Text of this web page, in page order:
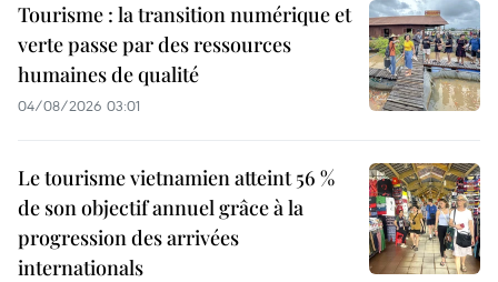
Tourisme : la transition numérique et
verte passe par des ressources
humaines de qualité
04/08/2026 03:01
Le tourisme vietnamien atteint 56 %
de son objectif annuel grâce à la
progression des arrivées
internationals